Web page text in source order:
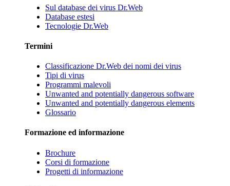
Sul database dei virus Dr.Web
Database estesi
Tecnologie Dr.Web
Termini
Classificazione Dr.Web dei nomi dei virus
Tipi di virus
Programmi malevoli
Unwanted and potentially dangerous software
Unwanted and potentially dangerous elements
Glossario
Formazione ed informazione
Brochure
Corsi di formazione
Progetti di informazione